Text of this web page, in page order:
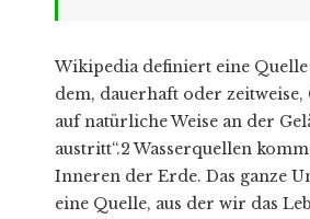
Wikipedia definiert eine Quelle
dem, dauerhaft oder zeitweise,
auf natürliche Weise an der
austritt“.2 Wasserquellen
Inneren der Erde. Das ganze
eine Quelle, aus der wir das